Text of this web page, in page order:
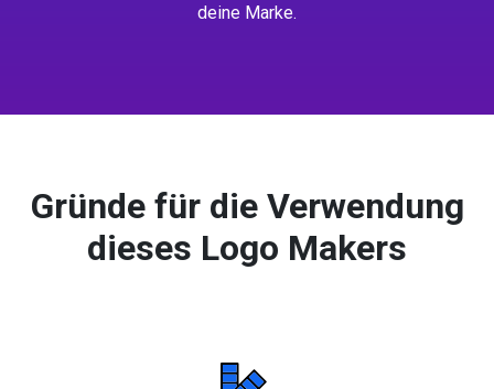
deine Marke.
Gründe für die Verwendung
dieses Logo Makers